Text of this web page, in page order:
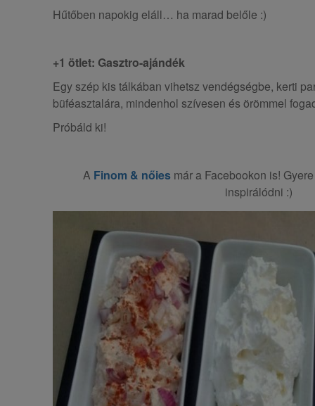
Hűtőben napokig eláll… ha marad belőle :)
+1 ötlet: Gasztro-ajándék
Egy szép kis tálkában vihetsz vendégségbe, kerti
büféasztalára, mindenhol szívesen és örömmel
Próbáld ki!
A Finom & nőies már a Facebookon is!
inspirálódni :)